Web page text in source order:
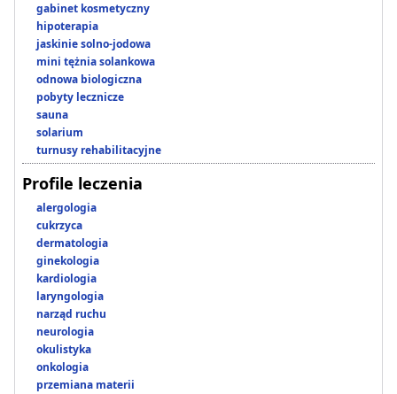
gabinet kosmetyczny
hipoterapia
jaskinie solno-jodowa
mini tężnia solankowa
odnowa biologiczna
pobyty lecznicze
sauna
solarium
turnusy rehabilitacyjne
Profile leczenia
alergologia
cukrzyca
dermatologia
ginekologia
kardiologia
laryngologia
narząd ruchu
neurologia
okulistyka
onkologia
przemiana materii